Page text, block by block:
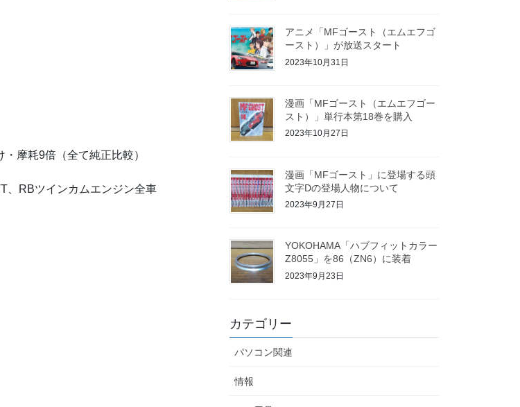
摩耗9倍（全て純正比較）
、RBツインカムエンジン全車
アニメ「MFゴースト（エムエフゴ
ースト）」が放送スタート
2023年10月31日
漫画「MFゴースト（エムエフゴー
スト）」単行本第18巻を購入
2023年10月27日
漫画「MFゴースト」に登場する頭
文字Dの登場人物について
2023年9月27日
YOKOHAMA「ハブフィットカラー
Z8055」を86（ZN6）に装着
2023年9月23日
カテゴリー
パソコン関連
情報